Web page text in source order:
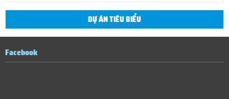
DỰ ÁN TIÊU BIỂU
Facebook